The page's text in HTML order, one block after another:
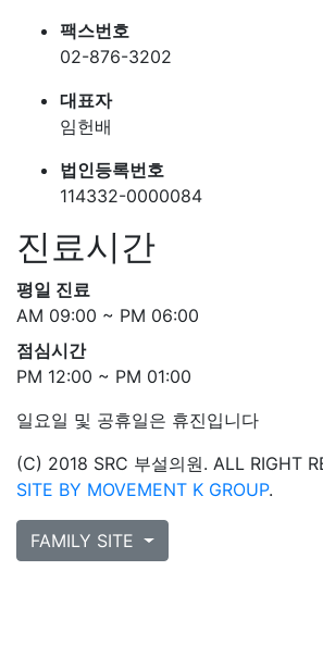
팩스번호
02-876-3202
대표자
임헌배
법인등록번호
114332-0000084
진료시간
평일 진료
AM 09:00 ~ PM 06:00
점심시간
PM 12:00 ~ PM 01:00
일요일 및 공휴일은 휴진입니다
(C) 2018 SRC 부설의원. ALL RIGHT
SITE BY MOVEMENT K GROUP.
FAMILY SITE